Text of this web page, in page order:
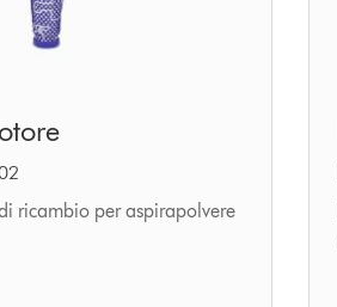
ricambio per aspirapolvere